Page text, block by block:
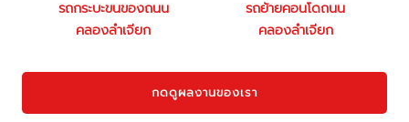
รถกระบะขนของถนน
คลองลำเจียก
รถย้ายคอนโดถนน
คลองลำเจียก
กดดูผลงานของเรา